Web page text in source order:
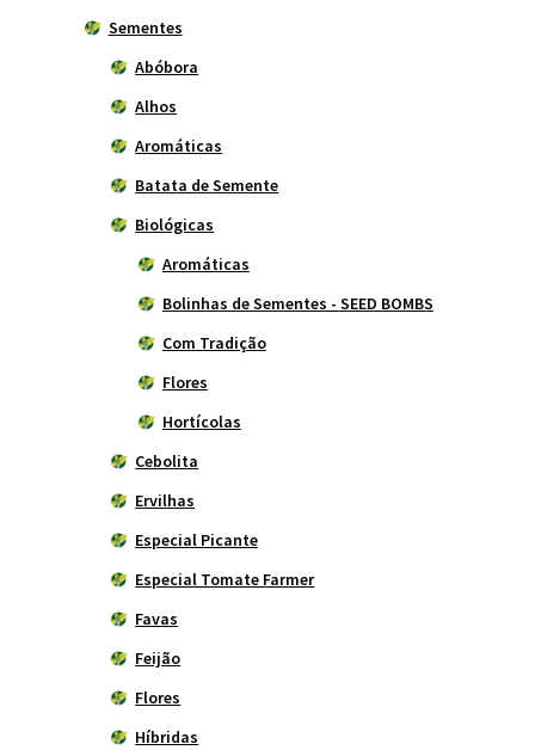
Sementes
Abóbora
Alhos
Aromáticas
Batata de Semente
Biológicas
Aromáticas
Bolinhas de Sementes - SEED BOMBS
Com Tradição
Flores
Hortícolas
Cebolita
Ervilhas
Especial Picante
Especial Tomate Farmer
Favas
Feijão
Flores
Híbridas